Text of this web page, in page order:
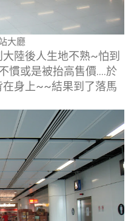
大廳
陸後人生地不熟~怕到
慣或是被抬高售價....於
身上~~結果到了落馬